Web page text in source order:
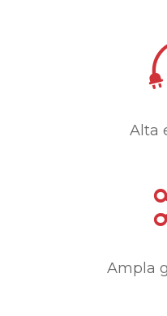
Alta
Ampla